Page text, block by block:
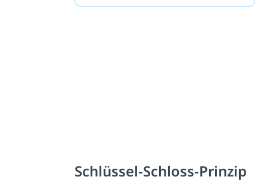
Schlüssel-Schloss-Prinzip